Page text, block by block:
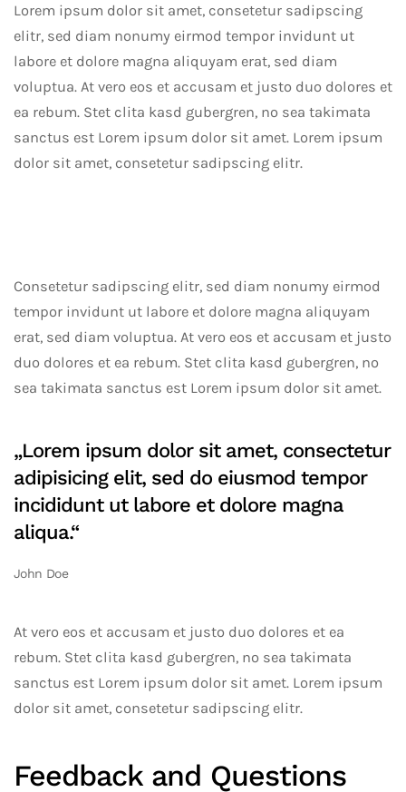
Lorem ipsum dolor sit amet, consetetur sadipscing
elitr, sed diam nonumy eirmod tempor invidunt ut
labore et dolore magna aliquyam erat, sed diam
voluptua. At vero eos et accusam et justo duo dolores et
ea rebum. Stet clita kasd gubergren, no sea takimata
sanctus est Lorem ipsum dolor sit amet. Lorem ipsum
dolor sit amet, consetetur sadipscing elitr.
Consetetur sadipscing elitr, sed diam nonumy eirmod
tempor invidunt ut labore et dolore magna aliquyam
erat, sed diam voluptua. At vero eos et accusam et justo
duo dolores et ea rebum. Stet clita kasd gubergren, no
sea takimata sanctus est Lorem ipsum dolor sit amet.
„Lorem ipsum dolor sit amet, consectetur
adipisicing elit, sed do eiusmod tempor
incididunt ut labore et dolore magna
aliqua.“
John Doe
At vero eos et accusam et justo duo dolores et ea
rebum. Stet clita kasd gubergren, no sea takimata
sanctus est Lorem ipsum dolor sit amet. Lorem ipsum
dolor sit amet, consetetur sadipscing elitr.
Feedback and Questions